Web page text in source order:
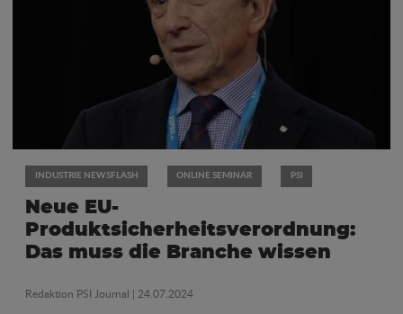
INDUSTRIE NEWSFLASH ONLINE SEMINAR PSI
Neue EU-
Produktsicherheitsverordnung:
Das muss die Branche wissen
Redaktion PSI Journal | 24.07.2024